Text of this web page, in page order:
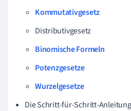
Kommutativgesetz
Distributivgesetz
Binomische Formeln
Potenzgesetze
Wurzelgesetze
Die Schritt-für-Schritt-